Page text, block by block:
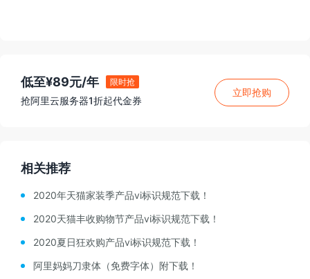
低至¥89元/年 限时抢
抢阿里云服务器1折起代金券
立即抢购
相关推荐
2020年天猫家装季产品vi标识规范下载！
2020天猫丰收购物节产品vi标识规范下载！
2020夏日狂欢购产品vi标识规范下载！
阿里妈妈刀隶体（免费字体）附下载！